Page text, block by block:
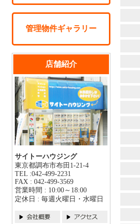
管理物件ギャラリー
店舗紹介
サイトーハウジング
東京都調布市布田1-21-4
TEL :042-499-2231
FAX : 042-499-3569
営業時間 : 10:00～18:00
定休日 : 毎週火曜日・水曜日